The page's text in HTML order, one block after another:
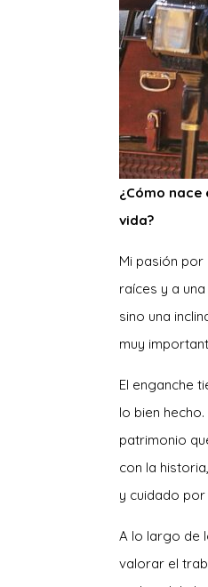
¿Cómo
vida?
Mi pasión por
raíces y a
sino una
muy
El enganche
lo bien
patrimonio
con la
y cuidado
A lo largo de
valorar el